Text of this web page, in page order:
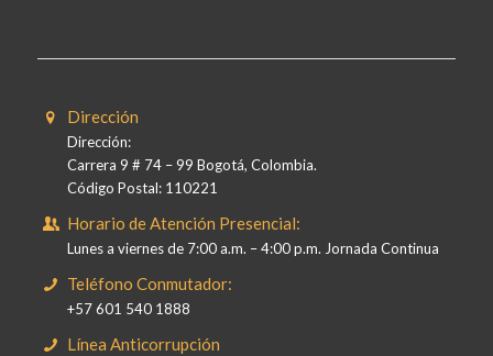
Dirección
Dirección:
Carrera 9 # 74 – 99 Bogotá, Colombia.
Código Postal: 110221
Horario de Atención Presencial:
Lunes a viernes de 7:00 a.m. – 4:00 p.m. Jornada Continua
Teléfono Conmutador:
+57 601 540 1888
Línea Anticorrupción